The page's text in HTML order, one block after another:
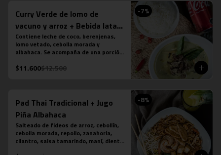
-7%
Curry Verde de lomo de
vacuno y arroz + Bebida lata
350 cc
Contiene leche de coco, berenjenas,
lomo vetado, cebolla morada y
albahaca. Se acompaña de una porción
pescado). Más bebida en lata a tu
$11.600$12.500
-8%
Pad Thai Tradicional + Jugo
Piña Albahaca
Salteado de fideos de arroz, cebollín,
cebolla morada, repollo, zanahoria,
cilantro, salsa tamarindo, maní, diente